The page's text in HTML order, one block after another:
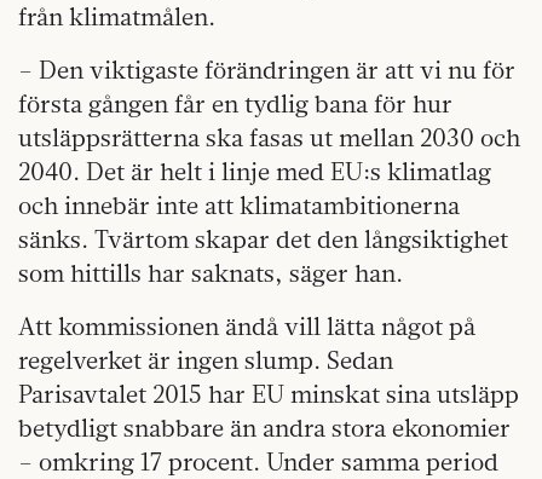
från klimatmålen.
– Den viktigaste förändringen är att vi nu för
första gången får en tydlig bana för hur
utsläppsrätterna ska fasas ut mellan 2030 och
2040. Det är helt i linje med EU:s klimatlag
och innebär inte att klimatambitionerna
sänks. Tvärtom skapar det den långsiktighet
som hittills har saknats, säger han.
Att kommissionen ändå vill lätta något på
regelverket är ingen slump. Sedan
Parisavtalet 2015 har EU minskat sina utsläpp
betydligt snabbare än andra stora ekonomier
– omkring 17 procent. Under samma period